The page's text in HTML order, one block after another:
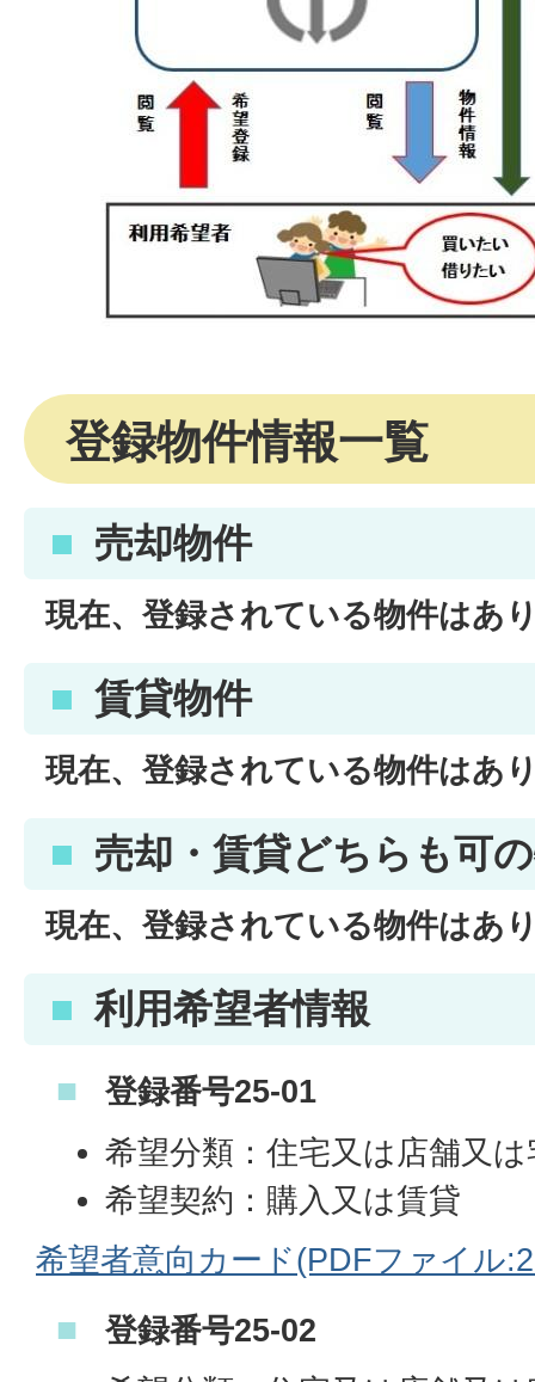
登録物件情報一覧
売却物件
現在、登録されている物件はあ
賃貸物件
現在、登録されている物件はあ
売却・賃貸どちらも可
現在、登録されている物件はあ
利用希望者情報
登録番号25-01
希望分類：住宅又は店舗又は
希望契約：購入又は賃貸
希望者意向カード(PDFファイル
登録番号25-02